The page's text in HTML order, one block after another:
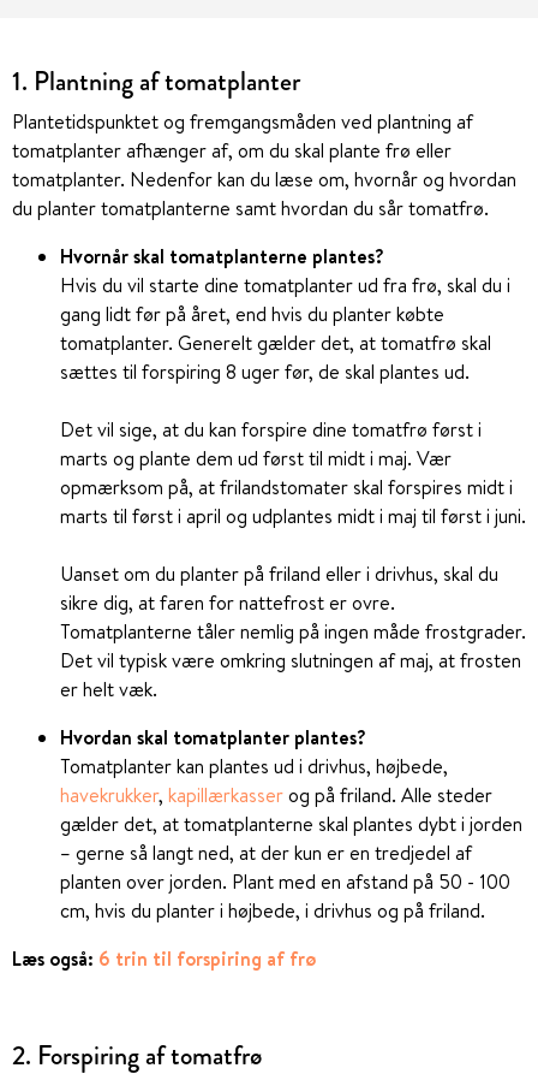
1. Plantning af tomatplanter
Plantetidspunktet og fremgangsmåden ved plantning af
tomatplanter afhænger af, om du skal plante frø eller
tomatplanter. Nedenfor kan du læse om, hvornår og hvordan
du planter tomatplanterne samt hvordan du sår tomatfrø.
Hvornår skal tomatplanterne plantes?
Hvis du vil starte dine tomatplanter ud fra frø, skal du i
gang lidt før på året, end hvis du planter købte
tomatplanter. Generelt gælder det, at tomatfrø skal
sættes til forspiring 8 uger før, de skal plantes ud.
Det vil sige, at du kan forspire dine tomatfrø først i
marts og plante dem ud først til midt i maj. Vær
opmærksom på, at frilandstomater skal forspires midt i
marts til først i april og udplantes midt i maj til først i juni.
Uanset om du planter på friland eller i drivhus, skal du
sikre dig, at faren for nattefrost er ovre.
Tomatplanterne tåler nemlig på ingen måde frostgrader.
Det vil typisk være omkring slutningen af maj, at frosten
er helt væk.
Hvordan skal tomatplanter plantes?
Tomatplanter kan plantes ud i drivhus, højbede,
havekrukker, kapillærkasserog på friland. Alle steder
gælder det, at tomatplanterne skal plantes dybt i jorden
– gerne så langt ned, at der kun er en tredjedel af
planten over jorden. Plant med en afstand på 50 - 100
cm, hvis du planter i højbede, i drivhus og på friland.
Læs også: 6 trin til forspiring af frø
2. Forspiring af tomatfrø